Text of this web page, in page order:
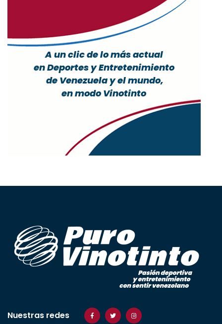
Nuestras redes